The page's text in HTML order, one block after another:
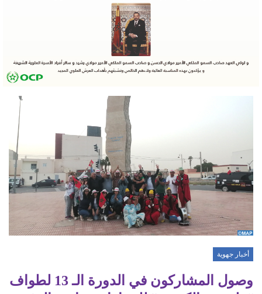
أخبار جهوية
وصول المشاركون في الدورة الـ 13 لطواف